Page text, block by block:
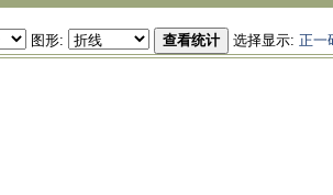
图形: 查看统计 选择显示: 正一